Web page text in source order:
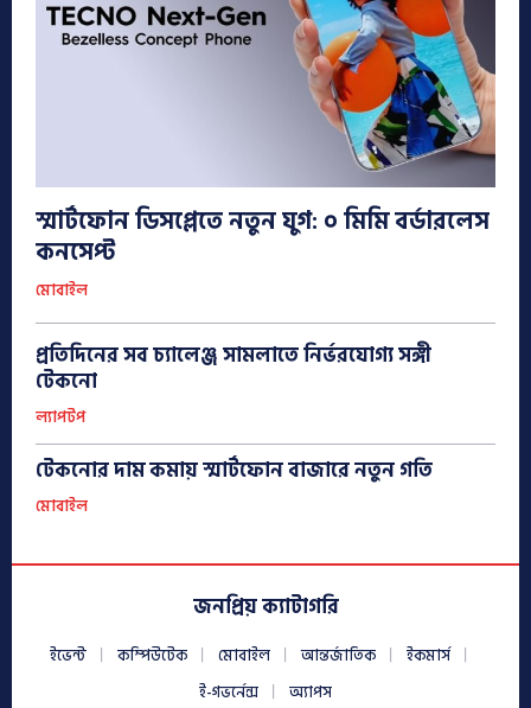
স্মার্টফোন ডিসপ্লেতে নতুন যুগ: ০ মিমি বর্ডারলেস
কনসেপ্ট
মোবাইল
প্রতিদিনের সব চ্যালেঞ্জ সামলাতে নির্ভরযোগ্য সঙ্গী
টেকনো
ল্যাপটপ
টেকনোর দাম কমায় স্মার্টফোন বাজারে নতুন গতি
মোবাইল
জনপ্রিয় ক্যাটাগরি
ইভেন্ট কম্পিউটেক মোবাইল আন্তর্জাতিক
ইকমার্স
ই-গভর্নেন্স
অ্যাপস